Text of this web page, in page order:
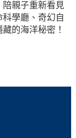
陪親子重新看見
學廳、奇幻自
的海洋秘密！